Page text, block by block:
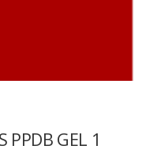
PPDB GEL 1